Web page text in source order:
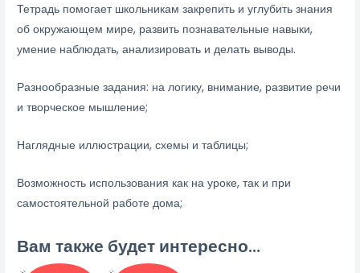
Тетрадь помогает школьникам закрепить и углубить знания
об окружающем мире, развить познавательные навыки,
умение наблюдать, анализировать и делать выводы.
Разнообразные задания: на логику, внимание, развитие речи
и творческое мышление;
Наглядные иллюстрации, схемы и таблицы;
Возможность использования как на уроке, так и при
самостоятельной работе дома;
Вам также будет интересно…